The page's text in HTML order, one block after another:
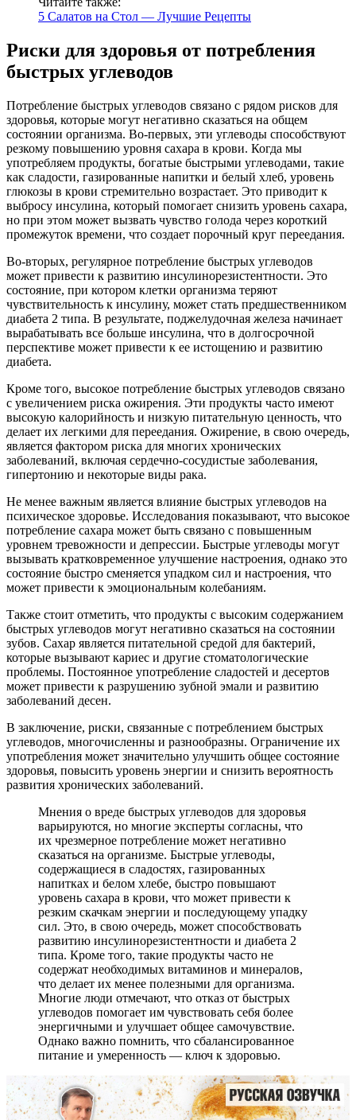
5 Салатов на Стол — Лучшие Рецепты
Риски для здоровья от потребления
быстрых углеводов
Потребление быстрых углеводов связано с рядом рисков для
здоровья, которые могут негативно сказаться на общем
состоянии организма. Во-первых, эти углеводы способствуют
резкому повышению уровня сахара в крови. Когда мы
употребляем продукты, богатые быстрыми углеводами, такие
как сладости, газированные напитки и белый хлеб, уровень
глюкозы в крови стремительно возрастает. Это приводит к
выбросу инсулина, который помогает снизить уровень сахара,
но при этом может вызвать чувство голода через короткий
промежуток времени, что создает порочный круг переедания.
Во-вторых, регулярное потребление быстрых углеводов
может привести к развитию инсулинорезистентности. Это
состояние, при котором клетки организма теряют
чувствительность к инсулину, может стать предшественником
диабета 2 типа. В результате, поджелудочная железа начинает
вырабатывать все больше инсулина, что в долгосрочной
перспективе может привести к ее истощению и развитию
диабета.
Кроме того, высокое потребление быстрых углеводов связано
с увеличением риска ожирения. Эти продукты часто имеют
высокую калорийность и низкую питательную ценность, что
делает их легкими для переедания. Ожирение, в свою очередь,
является фактором риска для многих хронических
заболеваний, включая сердечно-сосудистые заболевания,
гипертонию и некоторые виды рака.
Не менее важным является влияние быстрых углеводов на
психическое здоровье. Исследования показывают, что высокое
потребление сахара может быть связано с повышенным
уровнем тревожности и депрессии. Быстрые углеводы могут
вызывать кратковременное улучшение настроения, однако это
состояние быстро сменяется упадком сил и настроения, что
может привести к эмоциональным колебаниям.
Также стоит отметить, что продукты с высоким содержанием
быстрых углеводов могут негативно сказаться на состоянии
зубов. Сахар является питательной средой для бактерий,
которые вызывают кариес и другие стоматологические
проблемы. Постоянное употребление сладостей и десертов
может привести к разрушению зубной эмали и развитию
заболеваний десен.
В заключение, риски, связанные с потреблением быстрых
углеводов, многочисленны и разнообразны. Ограничение их
употребления может значительно улучшить общее состояние
здоровья, повысить уровень энергии и снизить вероятность
развития хронических заболеваний.
Мнения о вреде быстрых углеводов для здоровья
варьируются, но многие эксперты согласны, что
их чрезмерное потребление может негативно
сказаться на организме. Быстрые углеводы,
содержащиеся в сладостях, газированных
напитках и белом хлебе, быстро повышают
уровень сахара в крови, что может привести к
резким скачкам энергии и последующему упадку
сил. Это, в свою очередь, может способствовать
развитию инсулинорезистентности и диабета 2
типа. Кроме того, такие продукты часто не
содержат необходимых витаминов и минералов,
что делает их менее полезными для организма.
Многие люди отмечают, что отказ от быстрых
углеводов помогает им чувствовать себя более
энергичными и улучшает общее самочувствие.
Однако важно помнить, что сбалансированное
питание и умеренность — ключ к здоровью.